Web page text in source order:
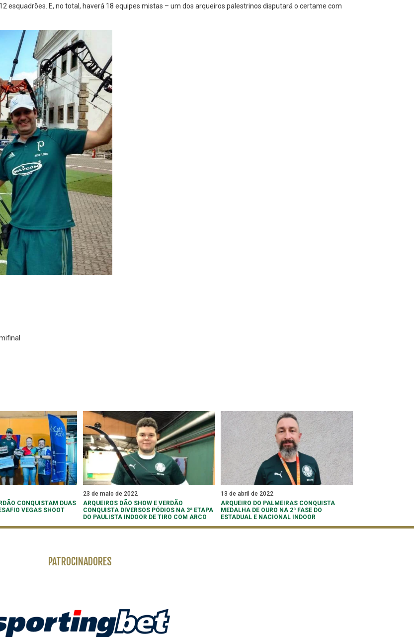
esquadrões. E, no total, haverá 18 equipes mistas – um dos arqueiros palestrinos disputará o certame com
CONQUISTAM DUAS
VEGAS SHOOT
23 de maio de 2022
ARQUEIROS DÃO SHOW E VERDÃO
CONQUISTA DIVERSOS PÓDIOS NA 3ª ETAPA
DO PAULISTA INDOOR DE TIRO COM ARCO
13 de abril de 2022
ARQUEIRO DO PALMEIRAS CONQUISTA
MEDALHA DE OURO NA 2ª FASE DO
ESTADUAL E NACIONAL INDOOR
PATROCINADORES